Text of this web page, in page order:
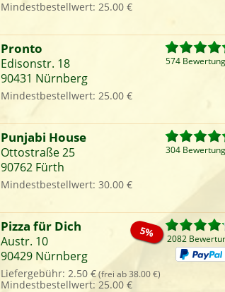
Liefertermin:
sofort
für
Mindestbestellwert: 25.00 €
Pronto
Edisonstr. 18
90431 Nürnberg
Mindestbestellwert: 25.00 €
574
Punjabi House
Ottostraße 25
90762 Fürth
Mindestbestellwert: 30.00 €
304
5%
Pizza für Dich
Austr. 10
90429 Nürnberg
Liefergebühr: 2.50 €(frei ab 38.00 €)
Mindestbestellwert: 25.00 €
2082